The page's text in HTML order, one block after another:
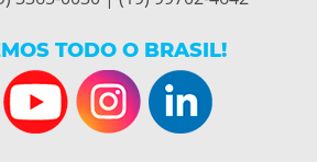
TODO O BRASIL!